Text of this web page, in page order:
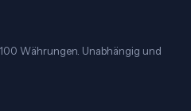
Währungen. Unabhängig und